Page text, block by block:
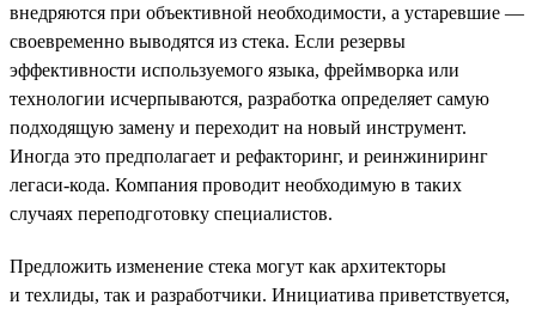
внедряются при объективной необходимости, а устаревшие —
своевременно выводятся из стека. Если резервы
эффективности используемого языка, фреймворка или
технологии исчерпываются, разработка определяет самую
подходящую замену и переходит на новый инструмент.
Иногда это предполагает и рефакторинг, и реинжиниринг
легаси-кода. Компания проводит необходимую в таких
случаях переподготовку специалистов.
Предложить изменение стека могут как архитекторы
и техлиды, так и разработчики. Инициатива приветствуется,